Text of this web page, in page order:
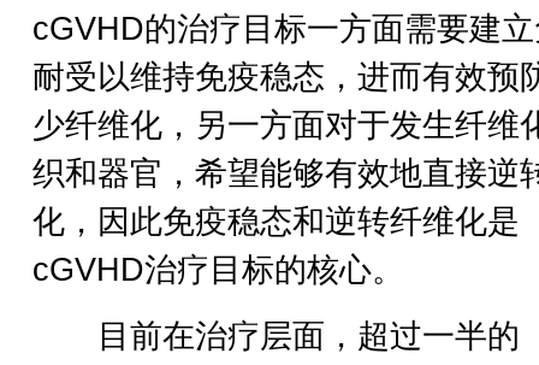
cGVHD的治疗目标一方面需要建
耐受以维持免疫稳态，进而有效预
少纤维化，另一方面对于发生纤维
织和器官，希望能够有效地直接逆
化，因此免疫稳态和逆转纤维化是
cGVHD治疗目标的核心。
目前在治疗层面，超过一半的